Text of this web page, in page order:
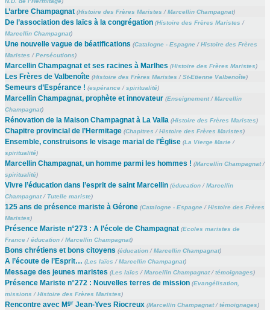
L’arbre Champagnat (Histoire des Frères Maristes /Marcellin Champagnat)
De l’association des laïcs à la congrégation (Histoire des Frères Maristes /
Marcellin Champagnat)
Une nouvelle vague de béatifications (Catalogne - Espagne/Histoire des Frères
Maristes /Persécutions)
Marcellin Champagnat et ses racines à Marlhes (Histoire des Frères Maristes)
Les Frères de Valbenoîte (Histoire des Frères Maristes /St-Etienne Valbenoîte)
Semeurs d’Espérance ! (espérance/spiritualité)
Marcellin Champagnat, prophète et innovateur (Enseignement/Marcellin
Champagnat)
Rénovation de la Maison Champagnat à La Valla (Histoire des Frères Maristes)
Chapitre provincial de l’Hermitage (Chapitres /Histoire des Frères Maristes)
Ensemble, construisons le visage marial de l’Église (La Vierge Marie/
spiritualité)
Marcellin Champagnat, un homme parmi les hommes ! (Marcellin Champagnat/
spiritualité)
Vivre l’éducation dans l’esprit de saint Marcellin (éducation/Marcellin
Champagnat/ Tutelle mariste)
125 ans de présence mariste à Gérone (Catalogne - Espagne/Histoire des Frères
Maristes)
Présence Mariste n°273 : A l’école de Champagnat (Ecoles maristes de
France/éducation/Marcellin Champagnat)
Bons chrétiens et bons citoyens (éducation/Marcellin Champagnat)
A l’écoute de l’Esprit… (Les laïcs /Marcellin Champagnat)
Message des jeunes maristes (Les laïcs /Marcellin Champagnat/témoignages)
Présence Mariste n°272 : Nouvelles terres de mission (Evangélisation,
missions /Histoire des Frères Maristes)
Rencontre avec MgrJean-Yves Riocreux (Marcellin Champagnat/témoignages)